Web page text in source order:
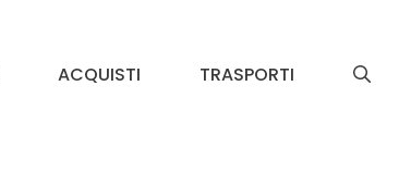
ACQUISTI TRASPORTI